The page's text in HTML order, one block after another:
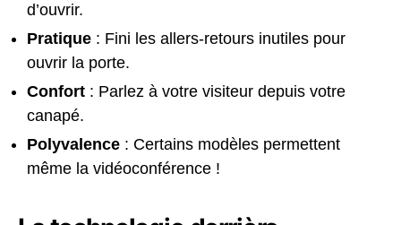
d’ouvrir.
Pratique : Fini les allers-retours inutiles pour
ouvrir la porte.
Confort : Parlez à votre visiteur depuis votre
canapé.
Polyvalence : Certains modèles permettent
même la vidéoconférence !